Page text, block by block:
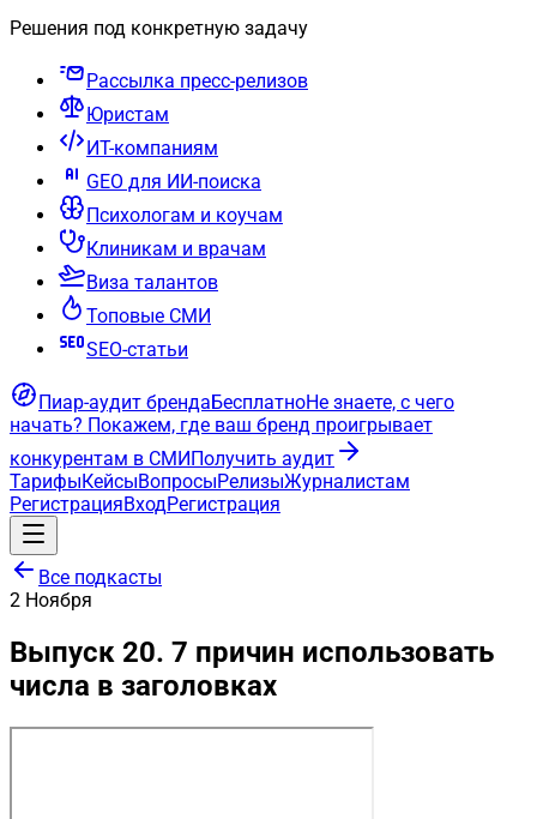
Решения под конкретную задачу
Рассылка пресс-релизов
Юристам
ИТ-компаниям
GEO для ИИ-поиска
Психологам и коучам
Клиникам и врачам
Виза талантов
Топовые СМИ
SEO-статьи
Пиар-аудит брендаБесплатноНе знаете, с чего
начать? Покажем, где ваш бренд проигрывает
конкурентам в СМИПолучить аудит
ТарифыКейсыВопросыРелизыЖурналистам
РегистрацияВходРегистрация
Все подкасты
2 Ноября
Выпуск 20. 7 причин использовать
числа в заголовках